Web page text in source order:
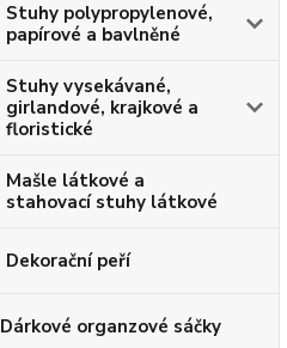
Stuhy polypropylenové,
papírové a bavlněné
Stuhy vysekávané,
girlandové, krajkové a
floristické
Mašle látkové a
stahovací stuhy látkové
Dekorační peří
Dárkové organzové sáčky